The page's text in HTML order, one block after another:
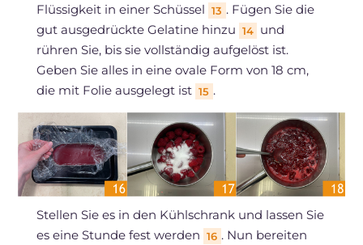
Flüssigkeit in einer Schüssel 13 . Fügen Sie die
gut ausgedrückte Gelatine hinzu 14 und
rühren Sie, bis sie vollständig aufgelöst ist.
Geben Sie alles in eine ovale Form von 18 cm,
die mit Folie ausgelegt ist 15 .
Stellen Sie es in den Kühlschrank und lassen Sie
es eine Stunde fest werden 16 . Nun bereiten